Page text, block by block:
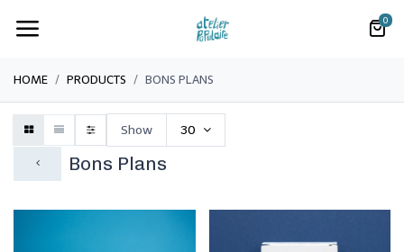
0
HOME PRODUCTS BONS PLANS
Bons Plans
Show 30